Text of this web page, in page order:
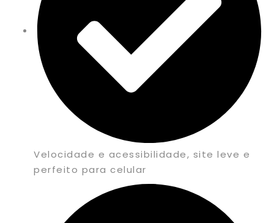
Velocidade e acessibilidade, site leve e
perfeito para celular